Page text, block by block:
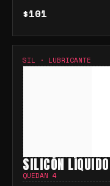
$101
SIL · LUBRICANTE
SILICÓN LÍQUIDO
QUEDAN 4